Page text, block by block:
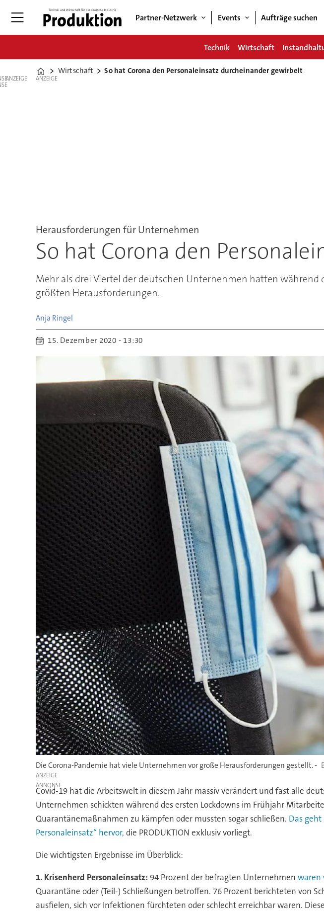
Partner-Netzwerk Events Aufträge suchen
Technik Wirtschaft
Home
Wirtschaft So hat Corona den Personaleinsatz durcheinander gewirbelt
ANZEIGE ANZEIGE
Herausforderungen für Unternehmen
So hat Corona den
Mehr als drei Viertel der deutschen Unternehmen hatten während
größten Herausforderungen.
Anja Ringel
15. Dezember 2020 - 13:30
Die Corona-Pandemie hat viele Unternehmen vor große Herausforderungen gestellt. -
ANZEIGE
Covid-19 hat die Arbeitswelt in diesem Jahr massiv verändert und fast alle
Unternehmen schickten während des ersten Lockdowns im Frühjahr
Quarantänemaßnahmen zu kämpfen oder mussten sogar schließen. Das
Personaleinsatz“ hervor, die PRODUKTION exklusiv vorliegt.
Die wichtigsten Ergebnisse im Überblick:
1. Krisenherd Personaleinsatz: 94 Prozent der befragten Unternehmen waren
Quarantäne oder (Teil-) Schließungen betroffen. 76 Prozent berichteten von
ausfielen, sich vor Infektionen fürchteten oder schlecht erreichbar waren.